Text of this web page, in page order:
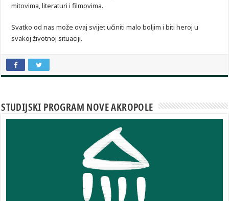
mitovima, literaturi i filmovima.
Svatko od nas može ovaj svijet učiniti malo boljim i biti heroj u
svakoj životnoj situaciji.
STUDIJSKI PROGRAM NOVE AKROPOLE